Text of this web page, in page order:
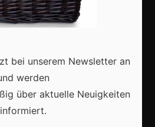
bei unserem Newsletter an
werden
über aktuelle Neuigkeiten
informiert.